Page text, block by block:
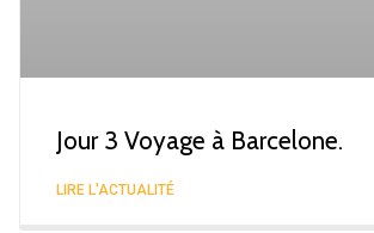
Jour 3 Voyage à Barcelone.
LIRE L'ACTUALITÉ